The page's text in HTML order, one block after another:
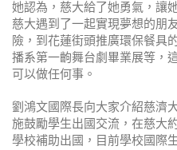
她認為，慈大給了她勇氣，讓
慈大遇到了一起實現夢想的朋
險，到花蓮街頭推廣環保餐具
播系第一齣舞台劇畢業展等，
可以做任何事。
劉鴻文國際長向大家介紹慈濟
施鼓勵學生出國交流，在慈大
學校補助出國，目前學校國際